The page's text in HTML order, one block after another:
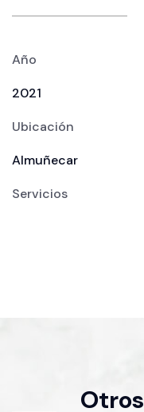
Año
2021
Ubicación
Almuñecar
Servicios